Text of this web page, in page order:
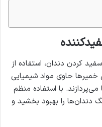
کردن دندان، استفاده از
حاوی مواد شیمیایی
با استفاده منظم
دندان‌ها را بهبود بخشید و